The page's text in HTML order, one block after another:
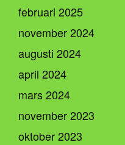
februari 2025
november 2024
augusti 2024
april 2024
mars 2024
november 2023
oktober 2023